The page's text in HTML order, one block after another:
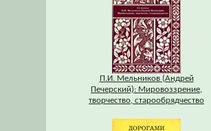
П.И. Мельников (Андрей
Печерский): Мировоззрение,
творчество, старообрядчество